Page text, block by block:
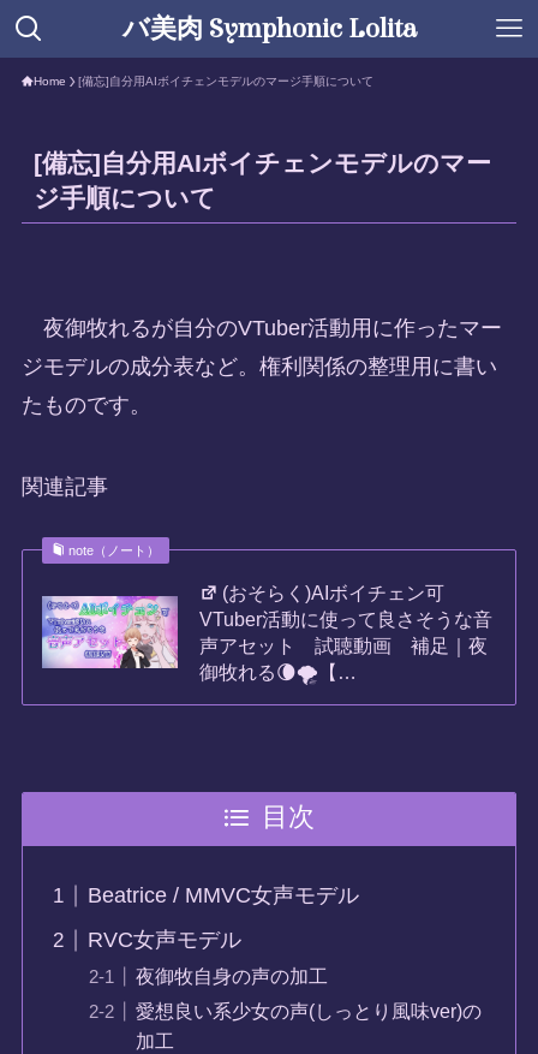
バ美肉 Symphonic Lolita
Home [備忘]自分用AIボイチェンモデルのマージ手順について
[備忘]自分用AIボイチェンモデルのマー
ジ手順について
夜御牧れるが自分のVTuber活動用に作ったマー
ジモデルの成分表など。権利関係の整理用に書い
たものです。
関連記事
note（ノート）
(おそらく)AIボイチェン可
VTuber活動に使って良さそうな音
声アセット 試聴動画 補足｜夜
御牧れる🌘🌪️【…
目次
Beatrice / MMVC女声モデル
RVC女声モデル
夜御牧自身の声の加工
愛想良い系少女の声(しっとり風味ver)の
加工